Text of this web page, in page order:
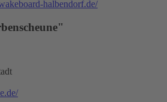
halbendorf.de/